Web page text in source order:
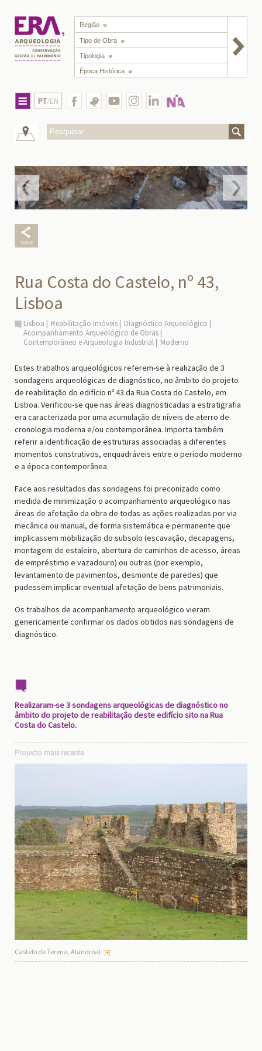
Região
Tipo de Obra
Tipologia
Época Histórica
PT/EN
Rua Costa do Castelo, nº 43,
Lisboa
Lisboa Reabilitação Imóveis
Diagnóstico Arqueológico
Acompanhamento Arqueológico de Obras
Contemporâneo e Arqueologia Industrial
Moderno
Estes trabalhos arqueológicos referem-se à realização de 3
sondagens arqueológicas de diagnóstico, no âmbito do projeto
de reabilitação do edifício nº 43 da Rua Costa do Castelo, em
Lisboa. Verificou-se que nas áreas diagnosticadas a estratigrafia
era caracterizada por uma acumulação de níveis de aterro de
cronologia moderna e/ou contemporânea. Importa também
referir a identificação de estruturas associadas a diferentes
momentos construtivos, enquadráveis entre o período moderno
e a época contemporânea.
Face aos resultados das sondagens foi preconizado como
medida de minimização o acompanhamento arqueológico nas
áreas de afetação da obra de todas as ações realizadas por via
mecânica ou manual, de forma sistemática e permanente que
implicassem mobilização do subsolo (escavação, decapagens,
montagem de estaleiro, abertura de caminhos de acesso, áreas
de empréstimo e vazadouro) ou outras (por exemplo,
levantamento de pavimentos, desmonte de paredes) que
pudessem implicar eventual afetação de bens patrimoniais.
Os trabalhos de acompanhamento arqueológico vieram
genericamente confirmar os dados obtidos nas sondagens de
diagnóstico.
Realizaram-se 3 sondagens arqueológicas de diagnóstico no
âmbito do projeto de reabilitação deste edifício sito na Rua
Costa do Castelo.
Projecto mais recente
Castelo de Terena, Alandroal